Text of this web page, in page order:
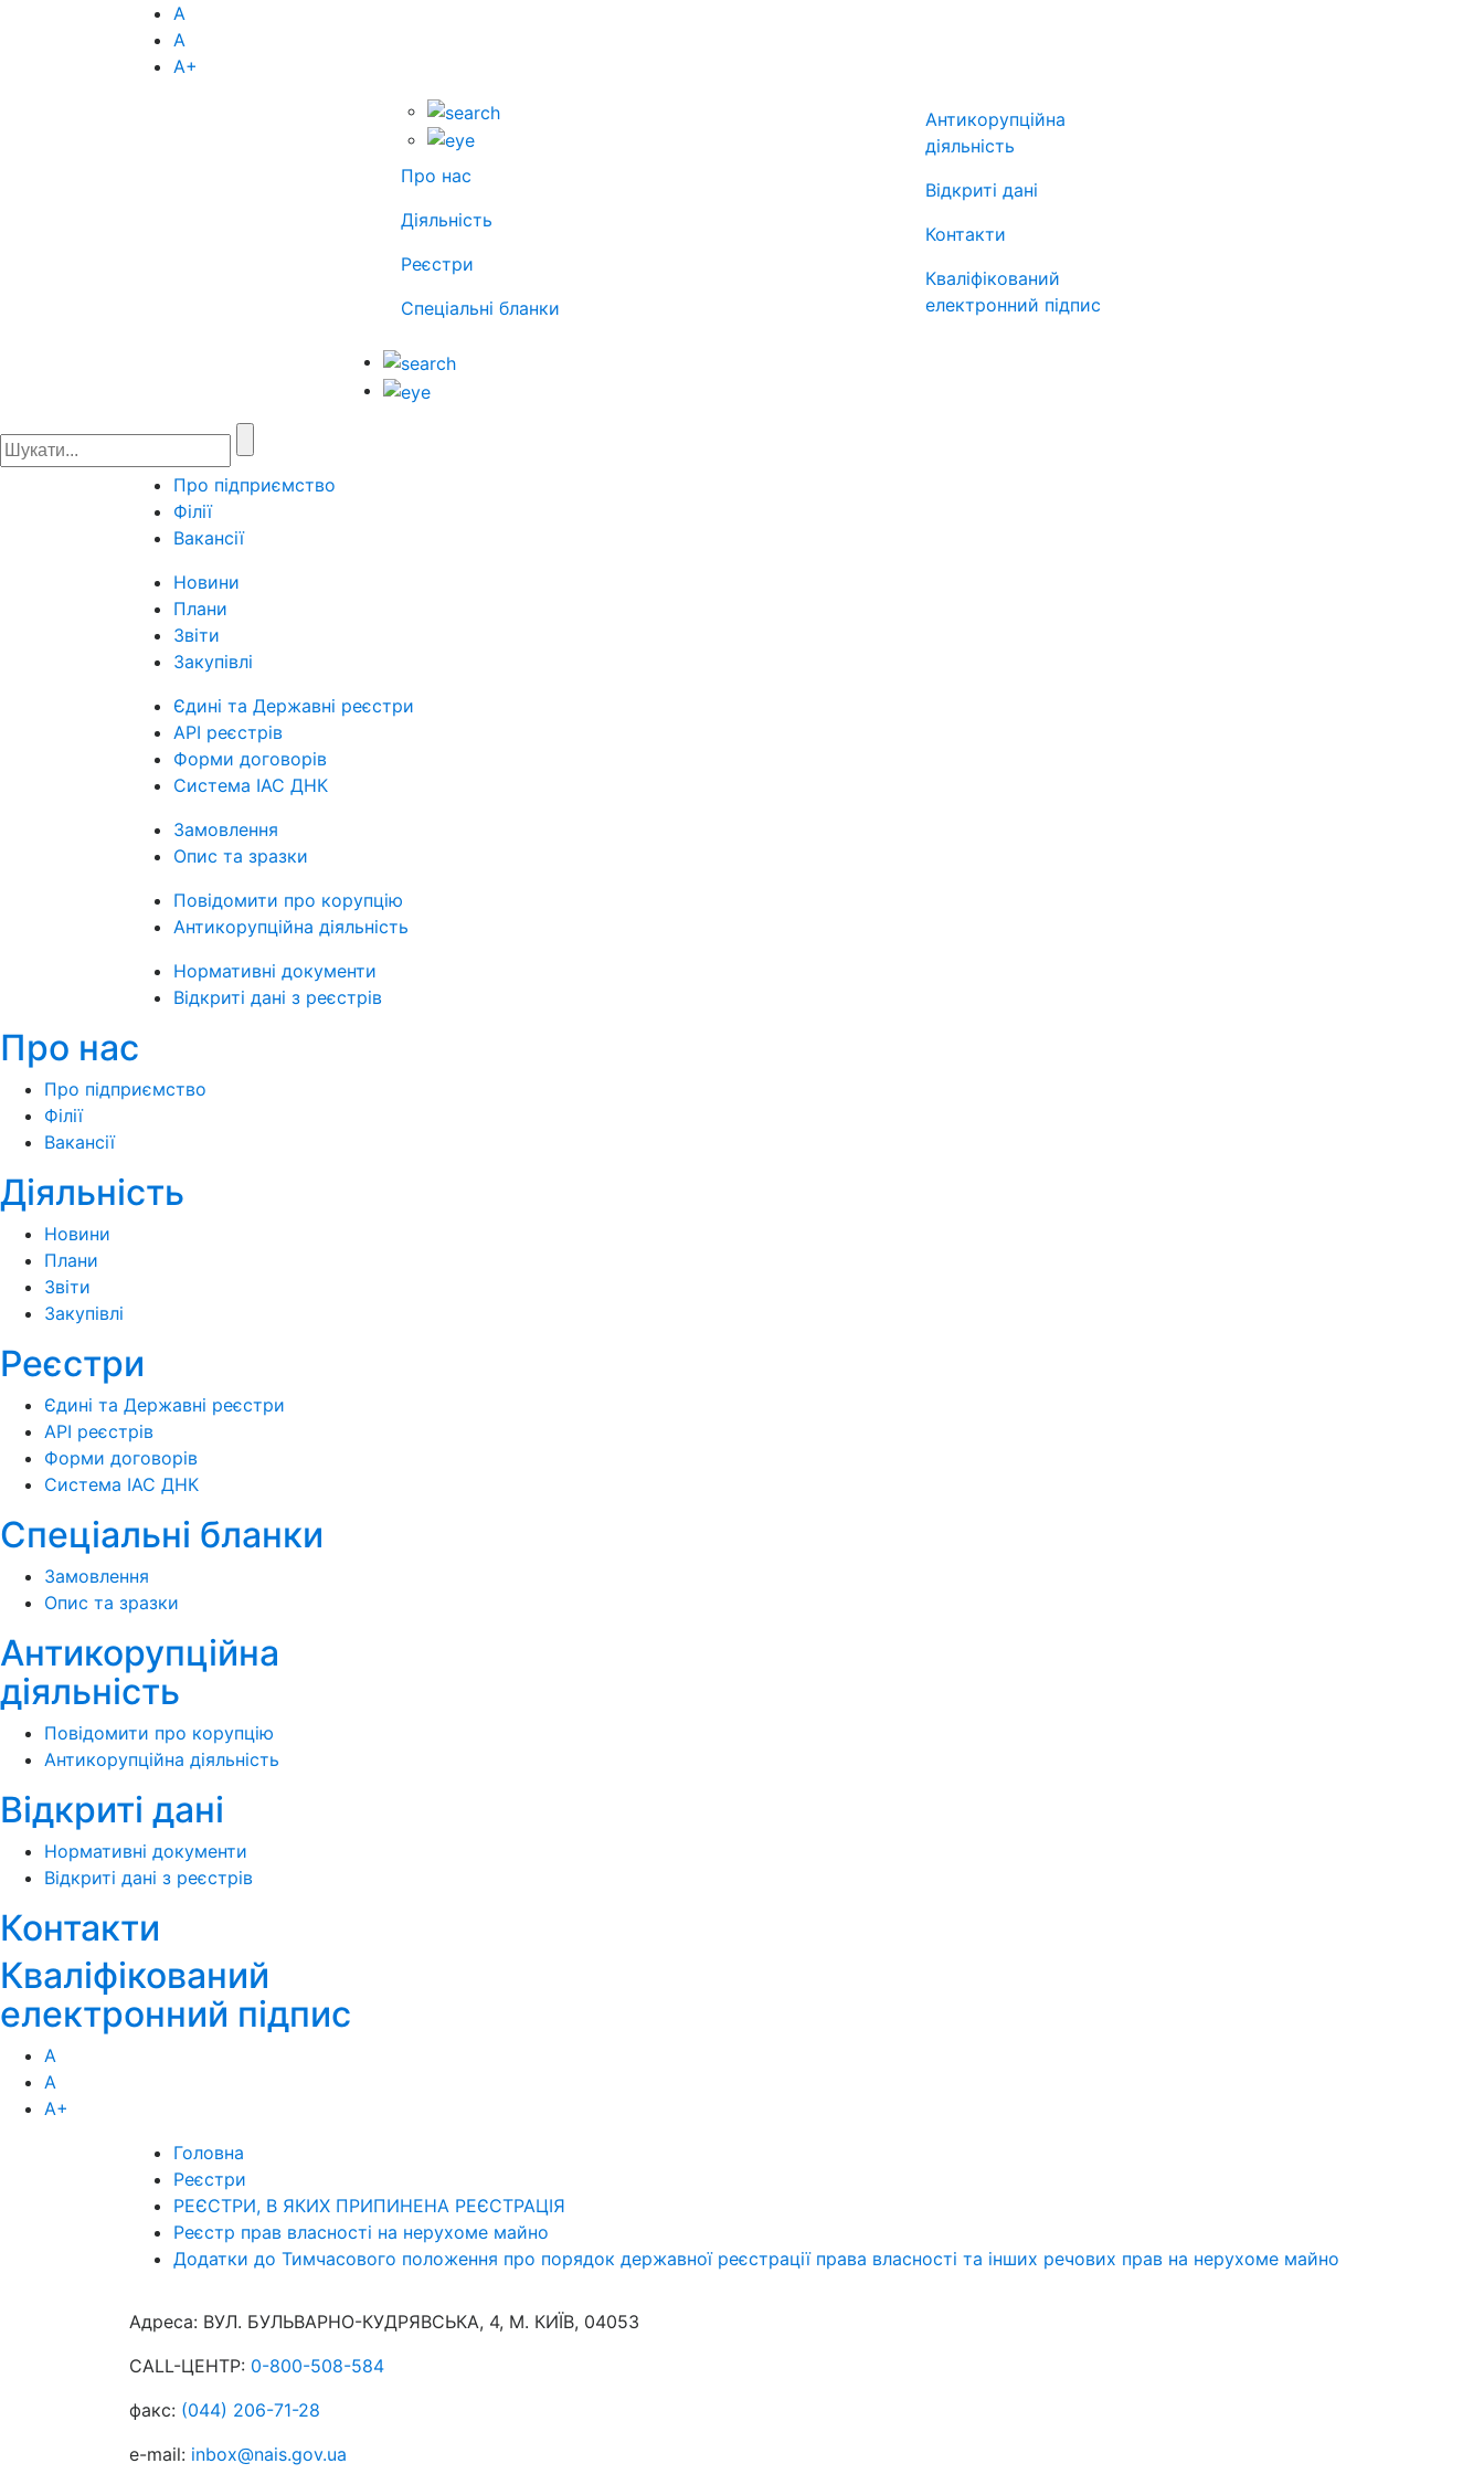
А
А
А+
Про нас
Діяльність
Реєстри
Спеціальні бланки
Антикорупційна
діяльність
Відкриті дані
Контакти
Кваліфікований
електронний підпис
Про підприємство
Філії
Вакансії
Новини
Плани
Звіти
Закупівлі
Єдині та Державні реєстри
API реєстрів
Форми договорів
Система ІАС ДНК
Замовлення
Опис та зразки
Повідомити про корупцію
Антикорупційна діяльність
Нормативні документи
Відкриті дані з реєстрів
Про нас
Про підприємство
Філії
Вакансії
Діяльність
Новини
Плани
Звіти
Закупівлі
Реєстри
Єдині та Державні реєстри
API реєстрів
Форми договорів
Система ІАС ДНК
Спеціальні бланки
Замовлення
Опис та зразки
Антикорупційна
діяльність
Повідомити про корупцію
Антикорупційна діяльність
Відкриті дані
Нормативні документи
Відкриті дані з реєстрів
Контакти
Кваліфікований
електронний підпис
А
А
А+
Головна
Реєстри
РЕЄСТРИ, В ЯКИХ ПРИПИНЕНА РЕЄСТРАЦІЯ
Реєстр прав власності на нерухоме майно
Додатки до Тимчасового положення про порядок державної реєстрації права власності та інших речових прав на нерухоме майно
Адреса: ВУЛ. БУЛЬВАРНО-КУДРЯВСЬКА, 4, М. КИЇВ, 04053
CALL-ЦЕНТР: 0-800-508-584
факс: (044) 206-71-28
e-mail: inbox@nais.gov.ua